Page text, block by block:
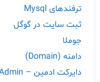
ترفندهای Mysql
ثبت سایت در گوگل
جوملا
دامنه (Domain)
دایرکت ادمین – DirectAdmin